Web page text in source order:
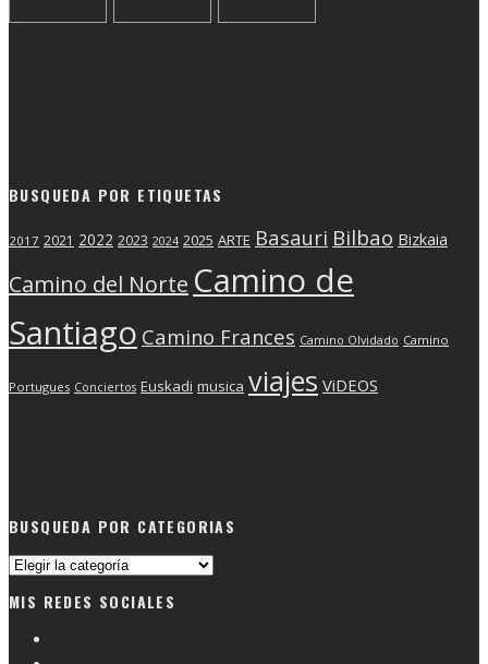
BUSQUEDA POR ETIQUETAS
2017 2021 2022 2023 2024 2025 ARTE Basauri Bilbao Bizkaia
Camino del Norte Camino de
Santiago Camino Frances Camino Olvidado Camino
Portugues Conciertos Euskadi musica viajes ViDEOS
BUSQUEDA POR CATEGORIAS
Busqueda
categorias
MIS REDES SOCIALES